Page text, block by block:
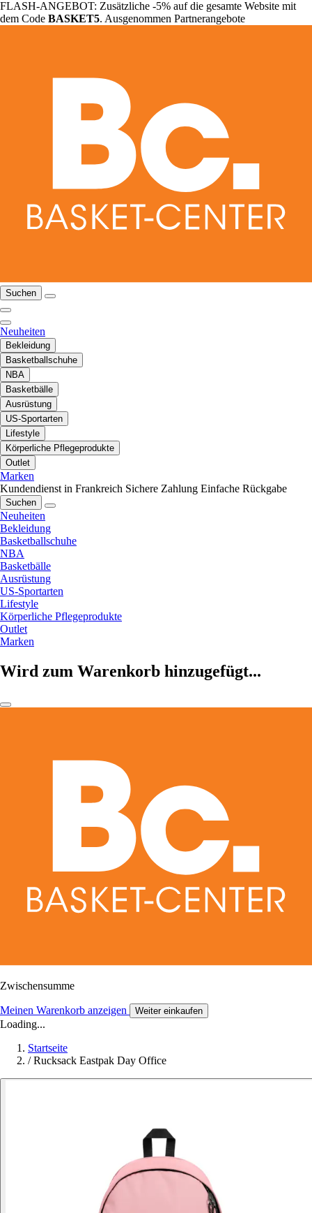
FLASH-ANGEBOT: Zusätzliche -5% auf die gesamte Website mit
dem Code BASKET5. Ausgenommen Partnerangebote
Suchen
Neuheiten
Bekleidung
Basketballschuhe
NBA
Basketbälle
Ausrüstung
US-Sportarten
Lifestyle
Körperliche Pflegeprodukte
Outlet
Marken
Kundendienst in Frankreich Sichere Zahlung Einfache Rückgabe
Suchen
Neuheiten
Bekleidung
Basketballschuhe
NBA
Basketbälle
Ausrüstung
US-Sportarten
Lifestyle
Körperliche Pflegeprodukte
Outlet
Marken
Wird zum Warenkorb hinzugefügt...
Zwischensumme
Meinen Warenkorb anzeigen Weiter einkaufen
Loading...
Startseite
/ Rucksack Eastpak Day Office